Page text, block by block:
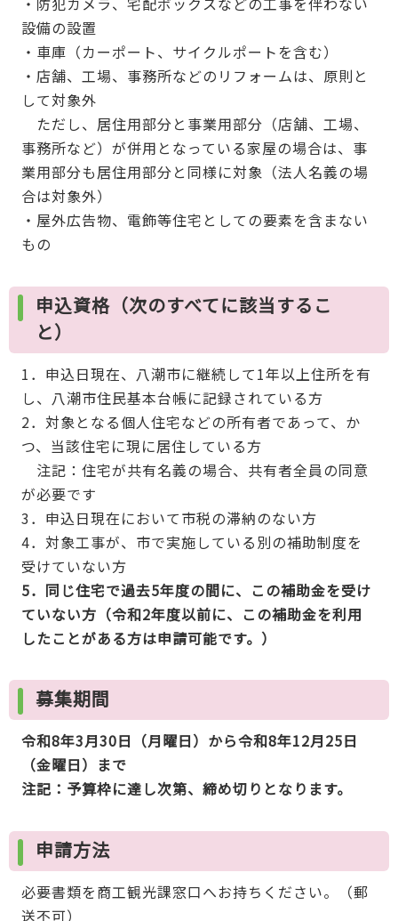
設備の設置
・車庫（カーポート、サイクルポートを含む）
・店舗、工場、事務所などのリフォームは、原則と
して対象外
ただし、居住用部分と事業用部分（店舗、工場、
事務所など）が併用となっている家屋の場合は、事
業用部分も居住用部分と同様に対象（法人名義の場
合は対象外）
・屋外広告物、電飾等住宅としての要素を含まない
もの
申込資格（次のすべてに該当するこ
と）
1．申込日現在、八潮市に継続して1年以上住所を有
し、八潮市住民基本台帳に記録されている方
2．対象となる個人住宅などの所有者であって、か
つ、当該住宅に現に居住している方
注記：住宅が共有名義の場合、共有者全員の同意
が必要です
3．申込日現在において市税の滞納のない方
4．対象工事が、市で実施している別の補助制度を
受けていない方
5．同じ住宅で過去5年度の間に、この補助金を受け
ていない方（令和2年度以前に、この補助金を利用
したことがある方は申請可能です。）
募集期間
令和8年3月30日（月曜日）から令和8年12月25日
（金曜日）まで
注記：予算枠に達し次第、締め切りとなります。
申請方法
必要書類を商工観光課窓口へお持ちください。（郵
送不可）